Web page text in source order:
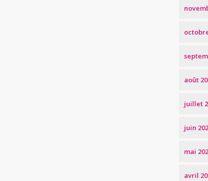
août
juillet
juin
mai
avril